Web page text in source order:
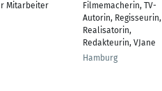
Mitarbeiter
Filmemacherin, TV-
Autorin, Regisseurin,
Realisatorin,
Redakteurin, VJane
Hamburg